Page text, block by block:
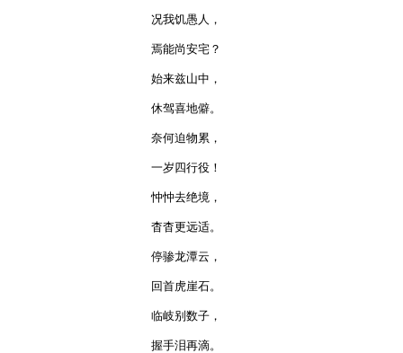
况我饥愚人，
焉能尚安宅？
始来兹山中，
休驾喜地僻。
奈何迫物累，
一岁四行役！
忡忡去绝境，
杳杳更远适。
停骖龙潭云，
回首虎崖石。
临岐别数子，
握手泪再滴。